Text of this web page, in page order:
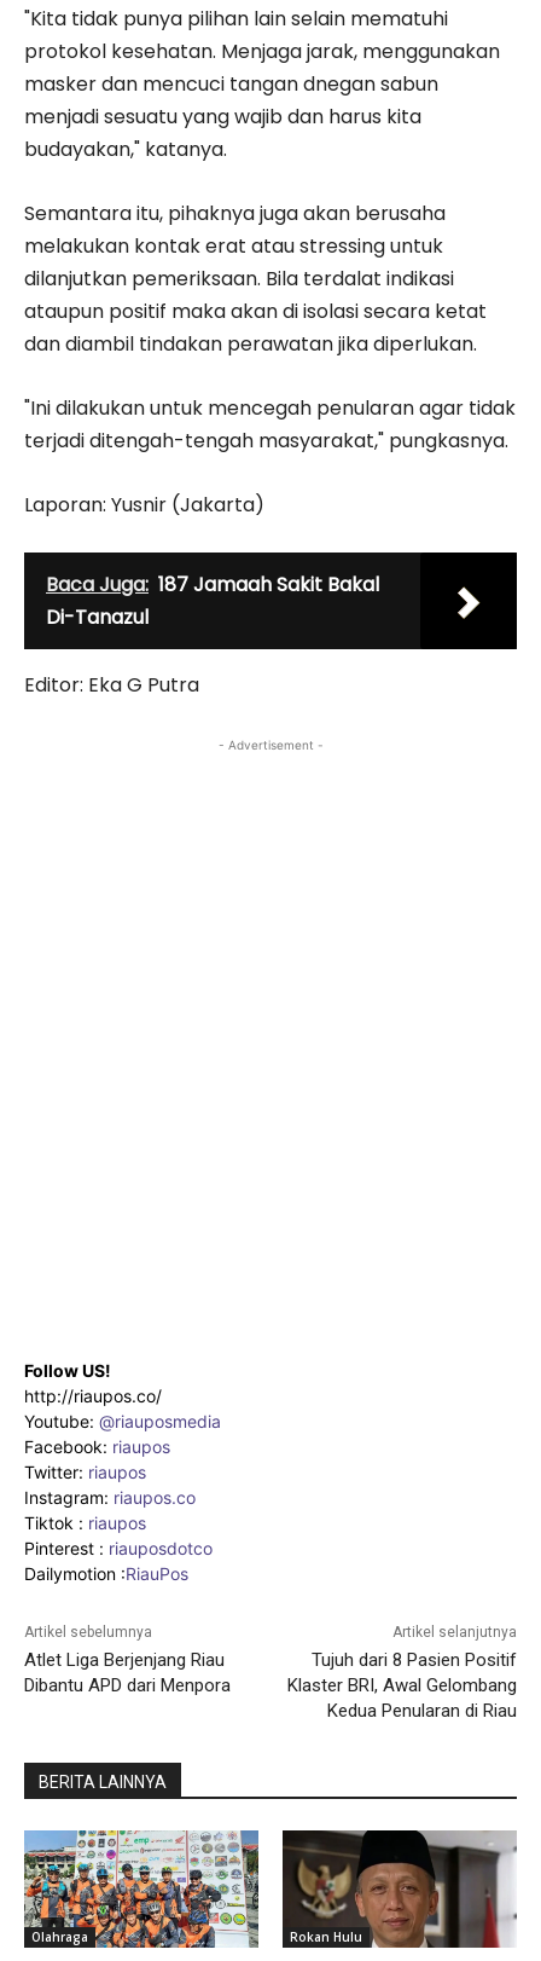
"Kita tidak punya pilihan lain selain mematuhi
protokol kesehatan. Menjaga jarak, menggunakan
masker dan mencuci tangan dnegan sabun
menjadi sesuatu yang wajib dan harus kita
budayakan," katanya.
Semantara itu, pihaknya juga akan berusaha
melakukan kontak erat atau stressing untuk
dilanjutkan pemeriksaan. Bila terdalat indikasi
ataupun positif maka akan di isolasi secara ketat
dan diambil tindakan perawatan jika diperlukan.
"Ini dilakukan untuk mencegah penularan agar tidak
terjadi ditengah-tengah masyarakat," pungkasnya.
Laporan: Yusnir (Jakarta)
Baca Juga: 187 Jamaah Sakit Bakal
Di-Tanazul
Editor: Eka G Putra
- Advertisement -
Follow US!
http://riaupos.co/
Youtube: @riauposmedia
Facebook: riaupos
Twitter: riaupos
Instagram: riaupos.co
Tiktok : riaupos
Pinterest : riauposdotco
Dailymotion :RiauPos
Artikel sebelumnya
Atlet Liga Berjenjang Riau
Dibantu APD dari Menpora
Artikel selanjutnya
Tujuh dari 8 Pasien Positif
Klaster BRI, Awal Gelombang
Kedua Penularan di Riau
BERITA LAINNYA
Olahraga Rokan Hulu